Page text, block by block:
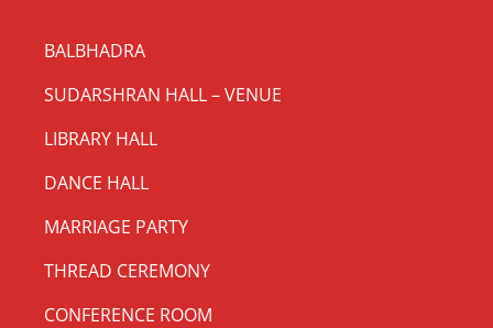
BALBHADRA
SUDARSHRAN HALL – VENUE
LIBRARY HALL
DANCE HALL
MARRIAGE PARTY
THREAD CEREMONY
CONFERENCE ROOM